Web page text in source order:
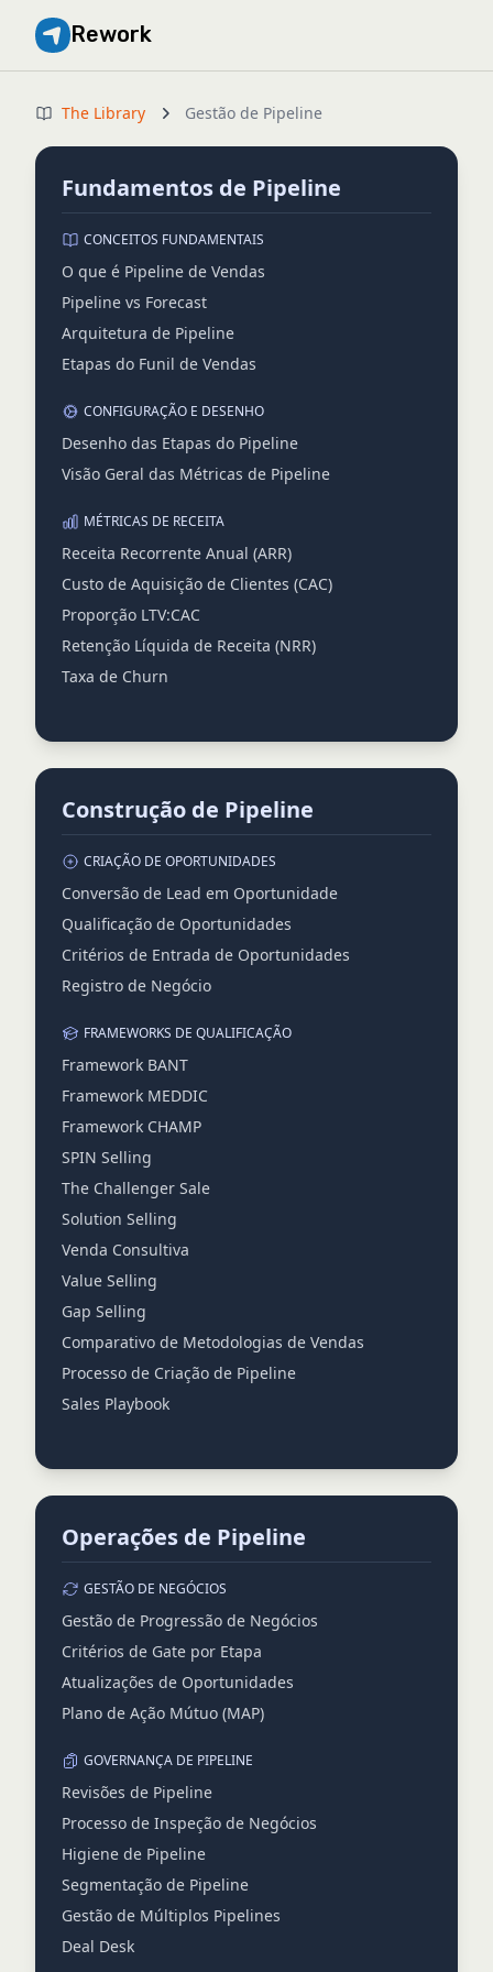
Rework
The Library Gestão de Pipeline
Fundamentos de Pipeline
CONCEITOS FUNDAMENTAIS
O que é Pipeline de Vendas
Pipeline vs Forecast
Arquitetura de Pipeline
Etapas do Funil de Vendas
CONFIGURAÇÃO E DESENHO
Desenho das Etapas do Pipeline
Visão Geral das Métricas de Pipeline
MÉTRICAS DE RECEITA
Receita Recorrente Anual (ARR)
Custo de Aquisição de Clientes (CAC)
Proporção LTV:CAC
Retenção Líquida de Receita (NRR)
Taxa de Churn
Construção de Pipeline
CRIAÇÃO DE OPORTUNIDADES
Conversão de Lead em Oportunidade
Qualificação de Oportunidades
Critérios de Entrada de Oportunidades
Registro de Negócio
FRAMEWORKS DE QUALIFICAÇÃO
Framework BANT
Framework MEDDIC
Framework CHAMP
SPIN Selling
The Challenger Sale
Solution Selling
Venda Consultiva
Value Selling
Gap Selling
Comparativo de Metodologias de Vendas
Processo de Criação de Pipeline
Sales Playbook
Operações de Pipeline
GESTÃO DE NEGÓCIOS
Gestão de Progressão de Negócios
Critérios de Gate por Etapa
Atualizações de Oportunidades
Plano de Ação Mútuo (MAP)
GOVERNANÇA DE PIPELINE
Revisões de Pipeline
Processo de Inspeção de Negócios
Higiene de Pipeline
Segmentação de Pipeline
Gestão de Múltiplos Pipelines
Deal Desk